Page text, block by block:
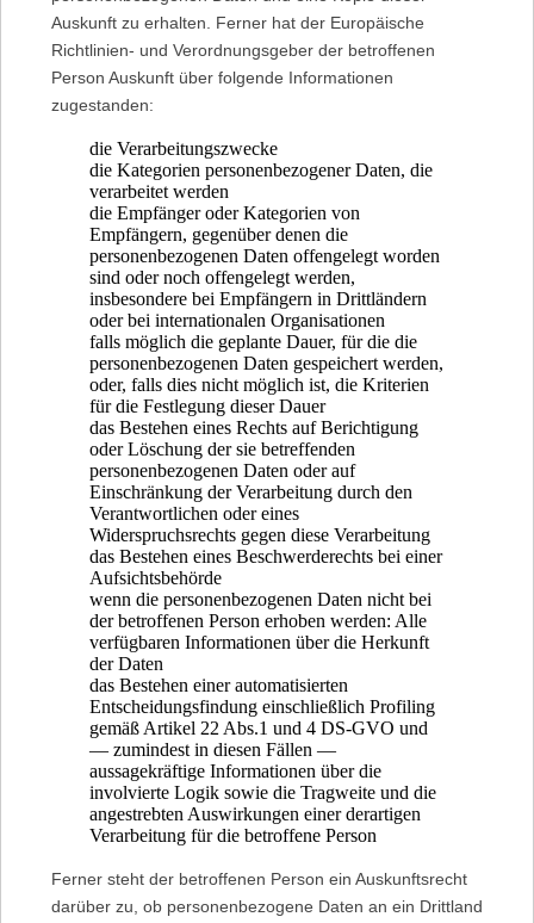
Auskunft zu erhalten. Ferner hat der Europäische
Richtlinien- und Verordnungsgeber der betroffenen
Person Auskunft über folgende Informationen
zugestanden:
die Verarbeitungszwecke
die Kategorien personenbezogener Daten, die
verarbeitet werden
die Empfänger oder Kategorien von
Empfängern, gegenüber denen die
personenbezogenen Daten offengelegt worden
sind oder noch offengelegt werden,
insbesondere bei Empfängern in Drittländern
oder bei internationalen Organisationen
falls möglich die geplante Dauer, für die die
personenbezogenen Daten gespeichert werden,
oder, falls dies nicht möglich ist, die Kriterien
für die Festlegung dieser Dauer
das Bestehen eines Rechts auf Berichtigung
oder Löschung der sie betreffenden
personenbezogenen Daten oder auf
Einschränkung der Verarbeitung durch den
Verantwortlichen oder eines
Widerspruchsrechts gegen diese Verarbeitung
das Bestehen eines Beschwerderechts bei einer
Aufsichtsbehörde
wenn die personenbezogenen Daten nicht bei
der betroffenen Person erhoben werden: Alle
verfügbaren Informationen über die Herkunft
der Daten
das Bestehen einer automatisierten
Entscheidungsfindung einschließlich Profiling
gemäß Artikel 22 Abs.1 und 4 DS-GVO und
— zumindest in diesen Fällen —
aussagekräftige Informationen über die
involvierte Logik sowie die Tragweite und die
angestrebten Auswirkungen einer derartigen
Verarbeitung für die betroffene Person
Ferner steht der betroffenen Person ein Auskunftsrecht
darüber zu, ob personenbezogene Daten an ein Drittland